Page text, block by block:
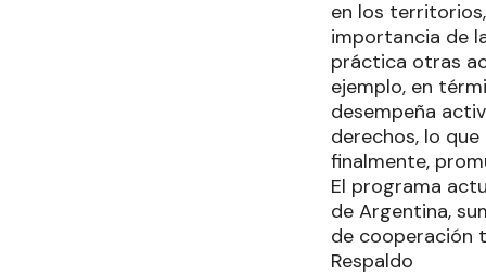
en los
importancia de
práctica otras
ejemplo, en
desempeña
derechos, lo
finalmente,
El programa
de Argentina,
de cooperación
Respaldo